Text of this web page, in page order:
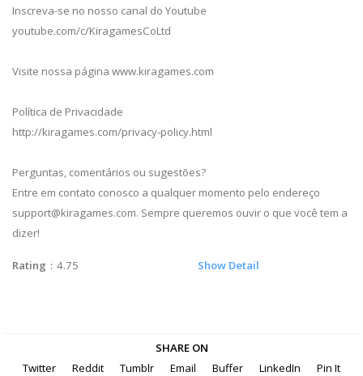
Inscreva-se no nosso canal do Youtube
youtube.com/c/KiragamesCoLtd
Visite nossa página www.kiragames.com
Política de Privacidade
http://kiragames.com/privacy-policy.html
Perguntas, comentários ou sugestões?
Entre em contato conosco a qualquer momento pelo endereço
support@kiragames.com. Sempre queremos ouvir o que você tem a
dizer!
Rating ：4.75 Show Detail
SHARE ON
Twitter
Reddit Tumblr Email Buffer LinkedIn Pin It